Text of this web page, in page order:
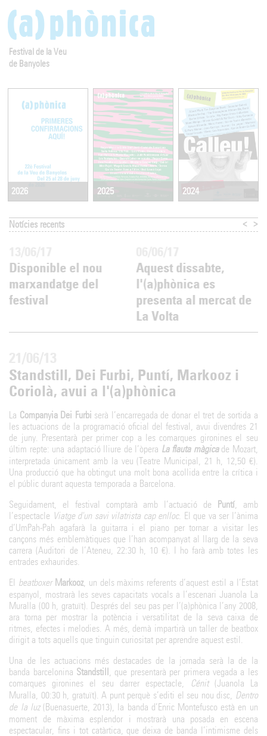
Festival de la Veu
de Banyoles
2026 2025 2024
Notícies recents
Disponible el nou
marxandatge del
festival
Aquest dissabte,
l'(a)phònica es
presenta al mercat de
La Volta
< >
Standstill, Dei Furbi, Puntí, Markooz i
Coriolà, avui a l'(a)phònica
La Companyia Dei Furbi serà l’encarregada de donar el tret de sortida a
les actuacions de la programació oficial del festival, avui divendres 21
de juny. Presentarà per primer cop a les comarques gironines el seu
últim repte: una adaptació lliure de l’òpera La flauta màgicade Mozart,
interpretada únicament amb la veu (Teatre Municipal, 21 h, 12,50 €).
Una producció que ha obtingut una molt bona acollida entre la crítica i
el públic durant aquesta temporada a Barcelona.
Seguidament, el festival comptarà amb l’actuació de
Puntí, amb
l’espectacle Viatge d'un savi vilatrista cap enlloc. El que va ser l’ànima
d’UmPah-Pah agafarà la guitarra i el piano per tornar a visitar les
cançons més emblemàtiques que l’han acompanyat al llarg de la seva
carrera (Auditori de l’Ateneu, 22:30 h, 10 €). I ho farà amb totes les
entrades exhaurides.
El beatboxer Markooz, un dels màxims referents d’aquest estil a l’Estat
espanyol, mostrarà les seves capacitats vocals a l’escenari Juanola La
Muralla (00 h, gratuït). Després del seu pas per l’(a)phònica l’any 2008,
ara torna per mostrar la potència i versatilitat de la seva caixa de
ritmes, efectes i melodies. A més, demà impartirà un taller de beatbox
dirigit a tots aquells que tinguin curiositat per aprendre aquest estil.
Una de les actuacions més destacades de la jornada serà la de la
banda barcelonina Standstill , que presentarà per primera vegada a les
comarques gironines el seu darrer espectacle,
Cénit(Juanola La
Muralla, 00:30 h, gratuït). A punt perquè s’editi el seu nou disc, Dentro
de la luz(Buenasuerte, 2013), la banda d’Enric Montefusco està en un
moment de màxima esplendor i mostrarà una posada en escena
espectacular, fins i tot catàrtica, que deixa de banda l’intimisme dels